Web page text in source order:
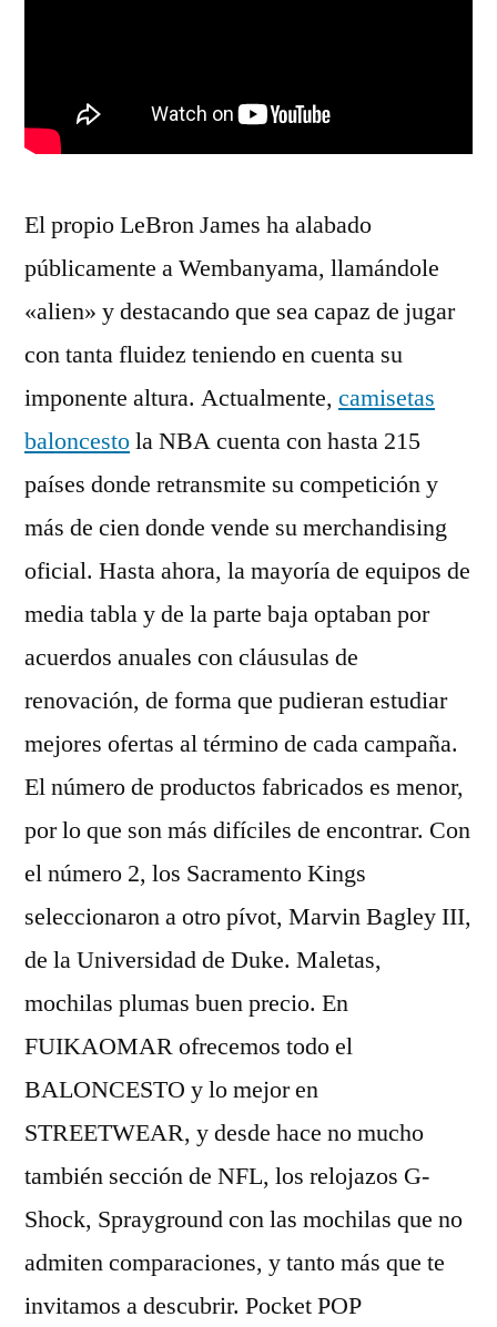
El propio LeBron James ha alabado
públicamente a Wembanyama, llamándole
«alien» y destacando que sea capaz de jugar
con tanta fluidez teniendo en cuenta su
imponente altura. Actualmente, camisetas
baloncestola NBA cuenta con hasta 215
países donde retransmite su competición y
más de cien donde vende su merchandising
oficial. Hasta ahora, la mayoría de equipos de
media tabla y de la parte baja optaban por
acuerdos anuales con cláusulas de
renovación, de forma que pudieran estudiar
mejores ofertas al término de cada campaña.
El número de productos fabricados es menor,
por lo que son más difíciles de encontrar. Con
el número 2, los Sacramento Kings
seleccionaron a otro pívot, Marvin Bagley III,
de la Universidad de Duke. Maletas,
mochilas plumas buen precio. En
FUIKAOMAR ofrecemos todo el
BALONCESTO y lo mejor en
STREETWEAR, y desde hace no mucho
también sección de NFL, los relojazos G-
Shock, Sprayground con las mochilas que no
admiten comparaciones, y tanto más que te
invitamos a descubrir. Pocket POP